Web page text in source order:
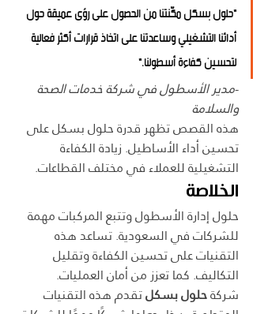
"حلول بسكل مكّنتنا من الحصول على رؤى عميقة حول
أدائنا التشغيلي وساعدتنا على اتخاذ قرارات أكثر فعالية
لتحسين كفاءة أسطولنا."
-مدير الأسطول في شركة خدمات الصحة
والسلامة
هذه القصص تظهر قدرة حلول بسكل على
تحسين أداء الأساطيل. زيادة الكفاءة
التشغيلية للعملاء في مختلف القطاعات.
الخلاصة
حلول إدارة الأسطول وتتبع المركبات مهمة
للشركات في السعودية. تساعد هذه
التقنيات على تحسين الكفاءة وتقليل
التكاليف. كما تعزز من أمان العمليات.
شركة حلول بسكل تقدم هذه التقنيات